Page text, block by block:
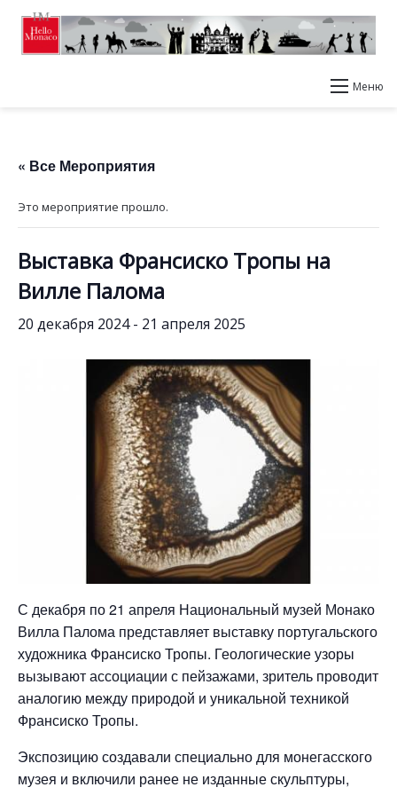
Меню
« Все Мероприятия
Это мероприятие прошло.
Выставка Франсиско Тропы на
Вилле Палома
20 декабря 2024- 21 апреля 2025
С декабря по 21 апреля Национальный музей Монако
Вилла Палома представляет выставку португальского
художника Франсиско Тропы. Геологические узоры
вызывают ассоциации с пейзажами, зритель проводит
аналогию между природой и уникальной техникой
Франсиско Тропы.
Экспозицию создавали специально для монегасского
музея и включили ранее не изданные скульптуры,